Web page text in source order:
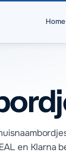
Home
en Klarna